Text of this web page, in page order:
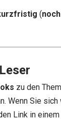
(
zu den
Wenn Sie
Link in